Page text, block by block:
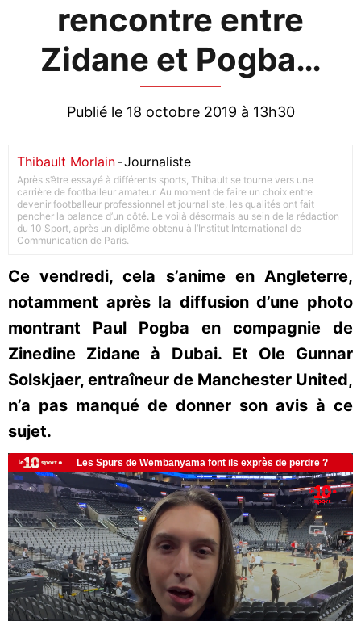
rencontre entre
Zidane et Pogba…
Publié le 18 octobre 2019 à 13h30
Thibault Morlain-Journaliste
Après s’être essayé à différents sports, Thibault se tourne vers une
carrière de footballeur amateur. Au moment de faire un choix entre
devenir footballeur professionnel et journaliste, les qualités ont fait
pencher la balance d’un côté. Le voilà désormais au sein de la rédaction
du 10 Sport, après un diplôme obtenu à l’Institut International de
Communication de Paris.
Ce vendredi, cela s’anime en Angleterre,
notamment après la diffusion d’une photo
montrant Paul Pogba en compagnie de
Zinedine Zidane à Dubai. Et Ole Gunnar
Solskjaer, entraîneur de Manchester United,
n’a pas manqué de donner son avis à ce
sujet.